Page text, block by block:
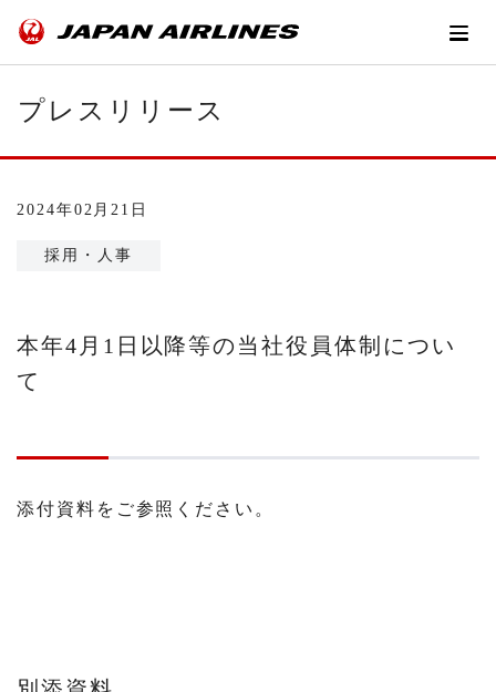
プレスリリース
2024年02月21日
採用・人事
本年4月1日以降等の当社役員体制につい
て
添付資料をご参照ください。